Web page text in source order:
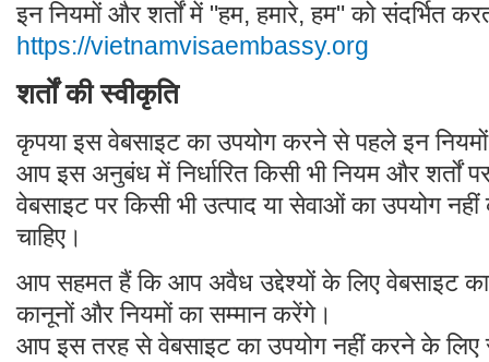
इन नियमों और शर्तों में "हम, हमारे, हम" को संदर्भित
https://vietnamvisaembassy.org
शर्तों की स्वीकृति
कृपया इस वेबसाइट का उपयोग करने से पहले इन
आप इस अनुबंध में निर्धारित किसी भी नियम और शर्तों
वेबसाइट पर किसी भी उत्पाद या सेवाओं का उपयोग
चाहिए।
आप सहमत हैं कि आप अवैध उद्देश्यों के लिए वेबसाइट
कानूनों और नियमों का सम्मान करेंगे।
आप इस तरह से वेबसाइट का उपयोग नहीं करने के लिए